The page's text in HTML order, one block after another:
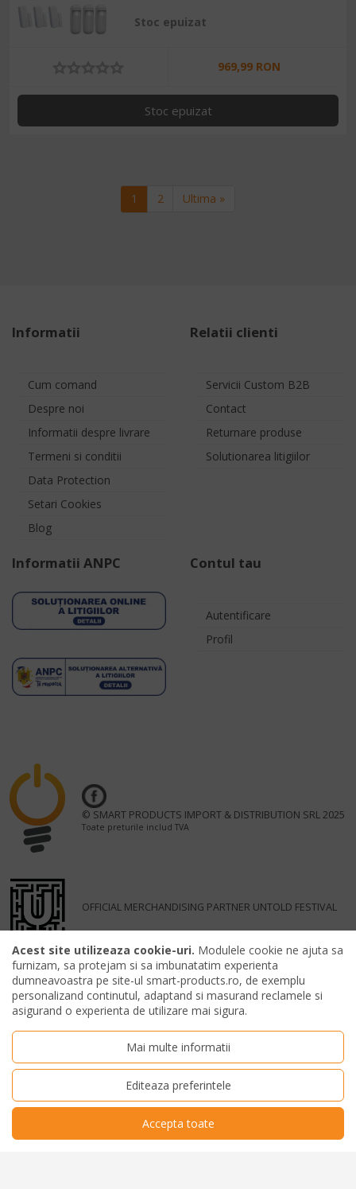
Stoc epuizat
969,99 RON
Stoc epuizat
Pagina curenta
1 Pagina
2 Ultima pagina
Ultima »
Informatii
Cum comand
Despre noi
Informatii despre livrare
Termeni si conditii
Data Protection
Setari Cookies
Blog
Relatii clienti
Servicii Custom B2B
Contact
Returnare produse
Solutionarea litigiilor
Informatii ANPC Contul tau
Autentificare
Profil
© SMART PRODUCTS IMPORT & DISTRIBUTION SRL 2025
Toate preturile includ TVA
OFFICIAL MERCHANDISING PARTNER UNTOLD FESTIVAL
Acest site utilizeaza cookie-uri. Modulele cookie ne ajuta sa
furnizam, sa protejam si sa imbunatatim experienta
dumneavoastra pe site-ul smart-products.ro, de exemplu
personalizand continutul, adaptand si masurand reclamele si
asigurand o experienta de utilizare mai sigura.
Mai multe informatii
Editeaza preferintele
Accepta toate